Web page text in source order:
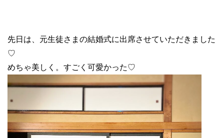
先日は、元生徒さまの結婚式に出席させていただきました
♡
めちゃ美しく。すごく可愛かった♡